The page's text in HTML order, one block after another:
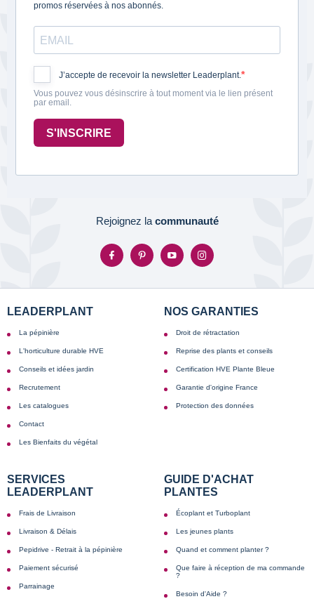
promos réservées à nos abonnés.
J’accepte de recevoir la newsletter Leaderplant.
Vous pouvez vous désinscrire à tout moment via le lien présent
par email.
S'INSCRIRE
Rejoignez la communauté
LEADERPLANT
La pépinière
L'horticulture durable HVE
Conseils et idées jardin
Recrutement
Les catalogues
Contact
Les Bienfaits du végétal
NOS GARANTIES
Droit de rétractation
Reprise des plants et conseils
Certification HVE Plante Bleue
Garantie d'origine France
Protection des données
SERVICES
LEADERPLANT
Frais de Livraison
Livraison & Délais
Pepidrive - Retrait à la pépinière
Paiement sécurisé
Parrainage
GUIDE D'ACHAT
PLANTES
Écoplant et Turboplant
Les jeunes plants
Quand et comment planter ?
Que faire à réception de ma commande
?
Besoin d'Aide ?